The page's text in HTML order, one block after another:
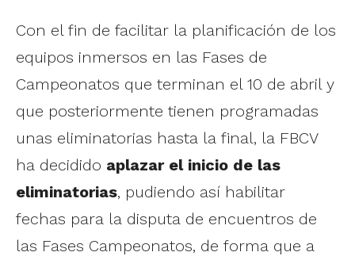
Con el fin de facilitar la planificación de los
equipos inmersos en las Fases de
Campeonatos que terminan el 10 de abril y
que posteriormente tienen programadas
unas eliminatorias hasta la final, la FBCV
ha decidido aplazar el inicio de las
eliminatorias, pudiendo así habilitar
fechas para la disputa de encuentros de
las Fases Campeonatos, de forma que a